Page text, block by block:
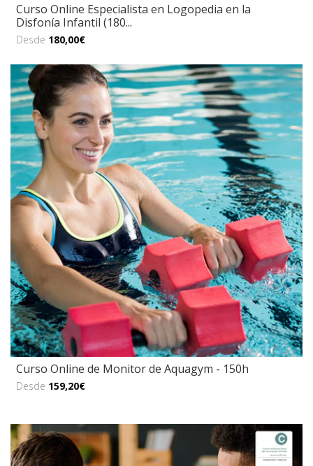
Curso Online Especialista en Logopedia en la
Disfonía Infantil (180...
Desde 180,00€
Curso Online de Monitor de Aquagym - 150h
Desde 159,20€